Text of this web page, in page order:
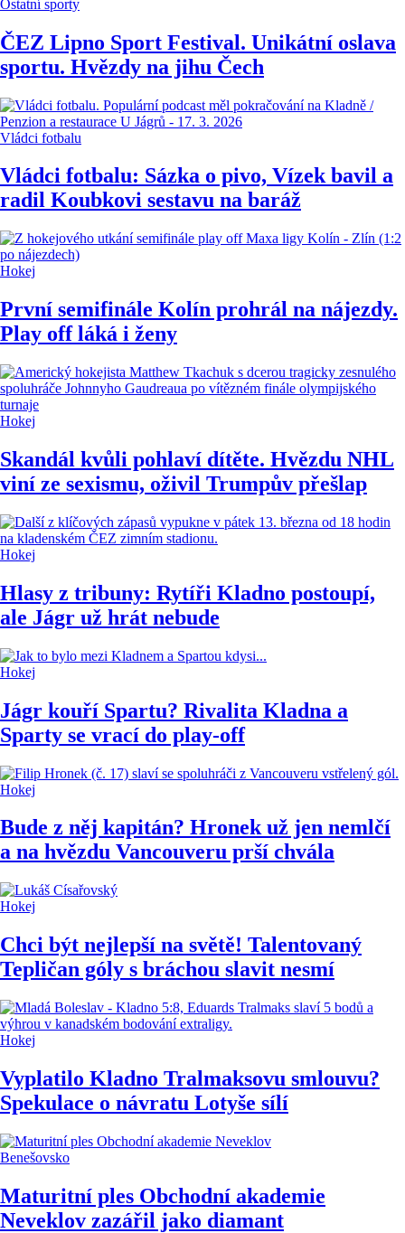
Ostatní sporty
ČEZ Lipno Sport Festival. Unikátní oslava
sportu. Hvězdy na jihu Čech
Vládci fotbalu
Vládci fotbalu: Sázka o pivo, Vízek bavil a
radil Koubkovi sestavu na baráž
Hokej
První semifinále Kolín prohrál na nájezdy.
Play off láká i ženy
Hokej
Skandál kvůli pohlaví dítěte. Hvězdu NHL
viní ze sexismu, oživil Trumpův přešlap
Hokej
Hlasy z tribuny: Rytíři Kladno postoupí,
ale Jágr už hrát nebude
Hokej
Jágr kouří Spartu? Rivalita Kladna a
Sparty se vrací do play-off
Hokej
Bude z něj kapitán? Hronek už jen nemlčí
a na hvězdu Vancouveru prší chvála
Hokej
Chci být nejlepší na světě! Talentovaný
Tepličan góly s bráchou slavit nesmí
Hokej
Vyplatilo Kladno Tralmaksovu smlouvu?
Spekulace o návratu Lotyše sílí
Benešovsko
Maturitní ples Obchodní akademie
Neveklov zazářil jako diamant